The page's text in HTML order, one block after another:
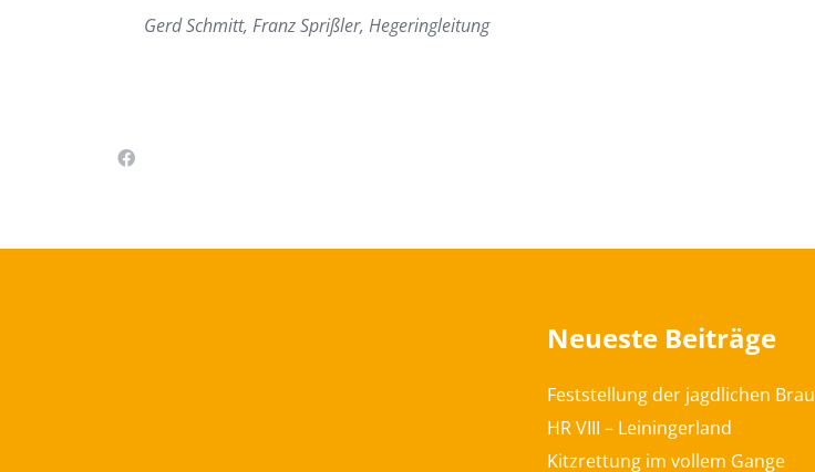
Gerd Schmitt, Franz Sprißler, Hegeringleitung
Neueste Beiträge
Feststellung der jagdlichen
HR VIII – Leiningerland
Kitzrettung im vollem Gange